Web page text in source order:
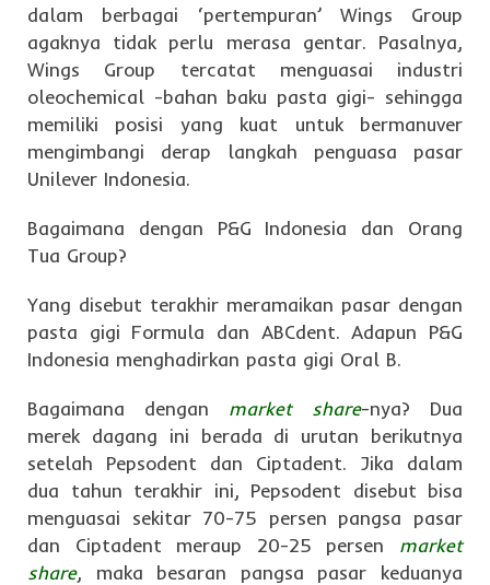
dalam berbagai ‘pertempuran’ Wings Group
agaknya tidak perlu merasa gentar. Pasalnya,
Wings Group tercatat menguasai industri
oleochemical -bahan baku pasta gigi- sehingga
memiliki posisi yang kuat untuk bermanuver
mengimbangi derap langkah penguasa pasar
Unilever Indonesia.
Bagaimana dengan P&G Indonesia dan Orang
Tua Group?
Yang disebut terakhir meramaikan pasar dengan
pasta gigi Formula dan ABCdent. Adapun P&G
Indonesia menghadirkan pasta gigi Oral B.
Bagaimana dengan market share-nya? Dua
merek dagang ini berada di urutan berikutnya
setelah Pepsodent dan Ciptadent. Jika dalam
dua tahun terakhir ini, Pepsodent disebut bisa
menguasai sekitar 70-75 persen pangsa pasar
dan Ciptadent meraup 20-25 persen market
share, maka besaran pangsa pasar keduanya